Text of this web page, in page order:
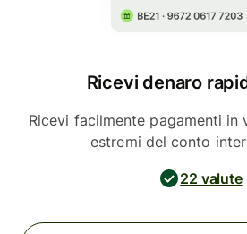
Ricevi denaro
Ricevi facilmente pagamenti in
estremi del conto
22 valute